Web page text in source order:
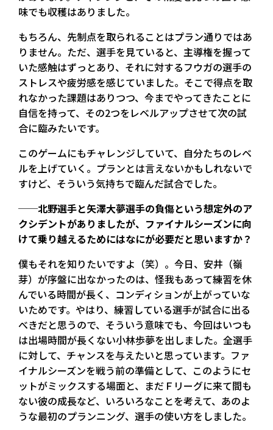
味でも収穫はありました。
もちろん、先制点を取られることはプラン通りではあ
りません。ただ、選手を見ていると、主導権を握って
いた感触はずっとあり、それに対するフウガの選手の
ストレスや疲労感を感じていました。そこで得点を取
れなかった課題はありつつ、今までやってきたことに
自信を持って、その2つをレベルアップさせて次の試
合に臨みたいです。
このゲームにもチャレンジしていて、自分たちのレベ
ルを上げていく。プランとは言えないかもしれないで
すけど、そういう気持ちで臨んだ試合でした。
──北野選手と矢澤大夢選手の負傷という想定外のア
クシデントがありましたが、ファイナルシーズンに向
けて乗り越えるためにはなにが必要だと思いますか？
僕もそれを知りたいですよ（笑）。今日、安井（嶺
芽）が序盤に出なかったのは、怪我もあって練習を休
んでいる時間が長く、コンディションが上がっていな
いためです。やはり、練習している選手が試合に出る
べきだと思うので、そういう意味でも、今回はいつも
は出場時間が長くない小林歩夢を出しました。全選手
に対して、チャンスを与えたいと思っています。ファ
イナルシーズンを戦う前の準備として、このようにセ
ットがミックスする場面と、まだＦリーグに来て間も
ない彼の成長など、いろいろなことを考えて、あのよ
うな最初のプランニング、選手の使い方をしました。